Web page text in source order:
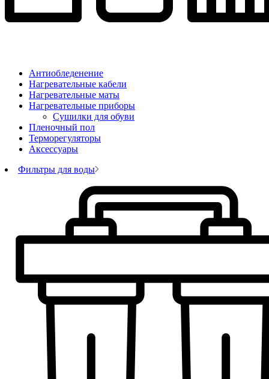
Антиобледенение
Нагревательные кабели
Нагревательные маты
Нагревательные приборы
Сушилки для обуви
Пленочный пол
Терморегуляторы
Аксессуары
Фильтры для воды